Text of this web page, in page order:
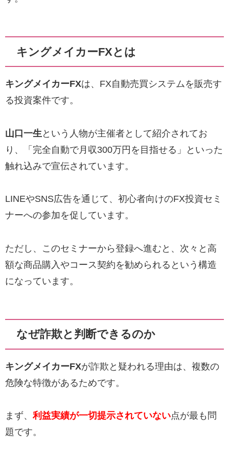
キングメイカーFXとは
キングメイカーFXは、FX自動売買システムを販売す
る投資案件です。
山口一生 という人物が主催者として紹介されてお
り、「完全自動で月収300万円を目指せる」といった
触れ込みで宣伝されています。
LINEやSNS広告を通じて、初心者向けのFX投資セミ
ナーへの参加を促しています。
ただし、このセミナーから登録へ進むと、次々と高
額な商品購入やコース契約を勧められるという構造
になっています。
なぜ詐欺と判断できるのか
キングメイカーFXが詐欺と疑われる理由は、複数の
危険な特徴があるためです。
まず、利益実績が一切提示されていない点が最も問
題です。